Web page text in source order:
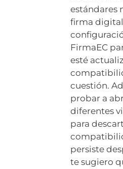
estándares
firma
FirmaEC
esté
cuestión.
probar a
diferentes
para
persiste
te sugiero